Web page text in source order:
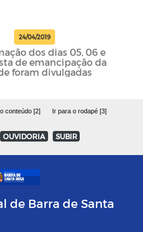
24/04/2019
dos dias 05, 06 e
de emancipação da
foram divulgadas
conteúdo [2] Ir para o rodapé [3]
OUVIDORIA SUBIR
de Barra de Santa